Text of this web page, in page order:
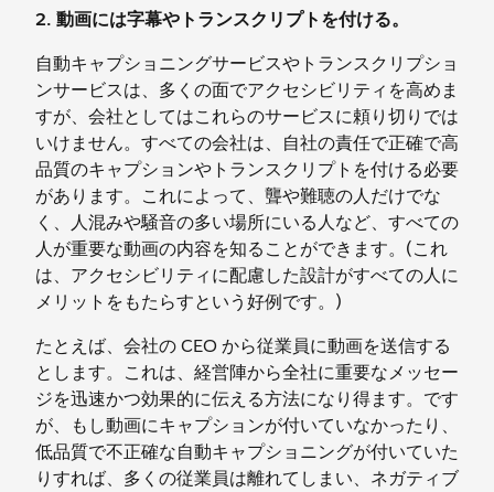
2. 動画には字幕やトランスクリプトを付ける。
自動キャプショニングサービスやトランスクリプショ
ンサービスは、多くの面でアクセシビリティを高めま
すが、会社としてはこれらのサービスに頼り切りでは
いけません。すべての会社は、自社の責任で正確で高
品質のキャプションやトランスクリプトを付ける必要
があります。これによって、聾や難聴の人だけでな
く、人混みや騒音の多い場所にいる人など、すべての
人が重要な動画の内容を知ることができます。(これ
は、アクセシビリティに配慮した設計がすべての人に
メリットをもたらすという好例です。)
たとえば、会社の CEO から従業員に動画を送信する
とします。これは、経営陣から全社に重要なメッセー
ジを迅速かつ効果的に伝える方法になり得ます。です
が、もし動画にキャプションが付いていなかったり、
低品質で不正確な自動キャプショニングが付いていた
りすれば、多くの従業員は離れてしまい、ネガティブ